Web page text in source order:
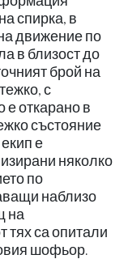
спирка, в
движение по
в близост до
брой на
с
е откарано в
състояние
е
няколко
по
наблизо
на
тях са опитали
шофьор.